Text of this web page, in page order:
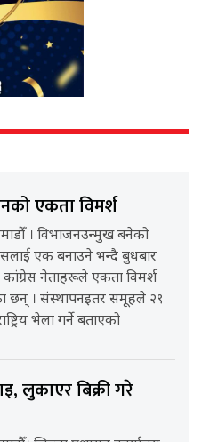
एकता विमर्श
। विभाजनउन्मुख बनेको
एक बनाउने भन्दै बुधबार
नेताहरूले एकता विमर्श
छन् । संस्थापनइतर समूहले २९
भेला गर्ने बताएको
लुकाएर बिक्री गरे